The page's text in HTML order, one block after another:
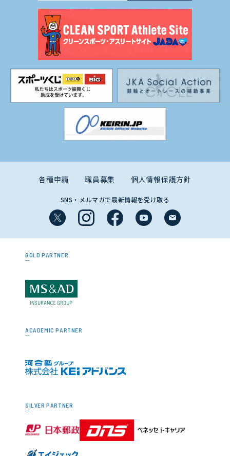
各種申請 職員募集 個人情報保護方針
SNS・メルマガで最新情報を受け取る
GOLD PARTNER
ACADEMIC PARTNER
SILVER PARTNER